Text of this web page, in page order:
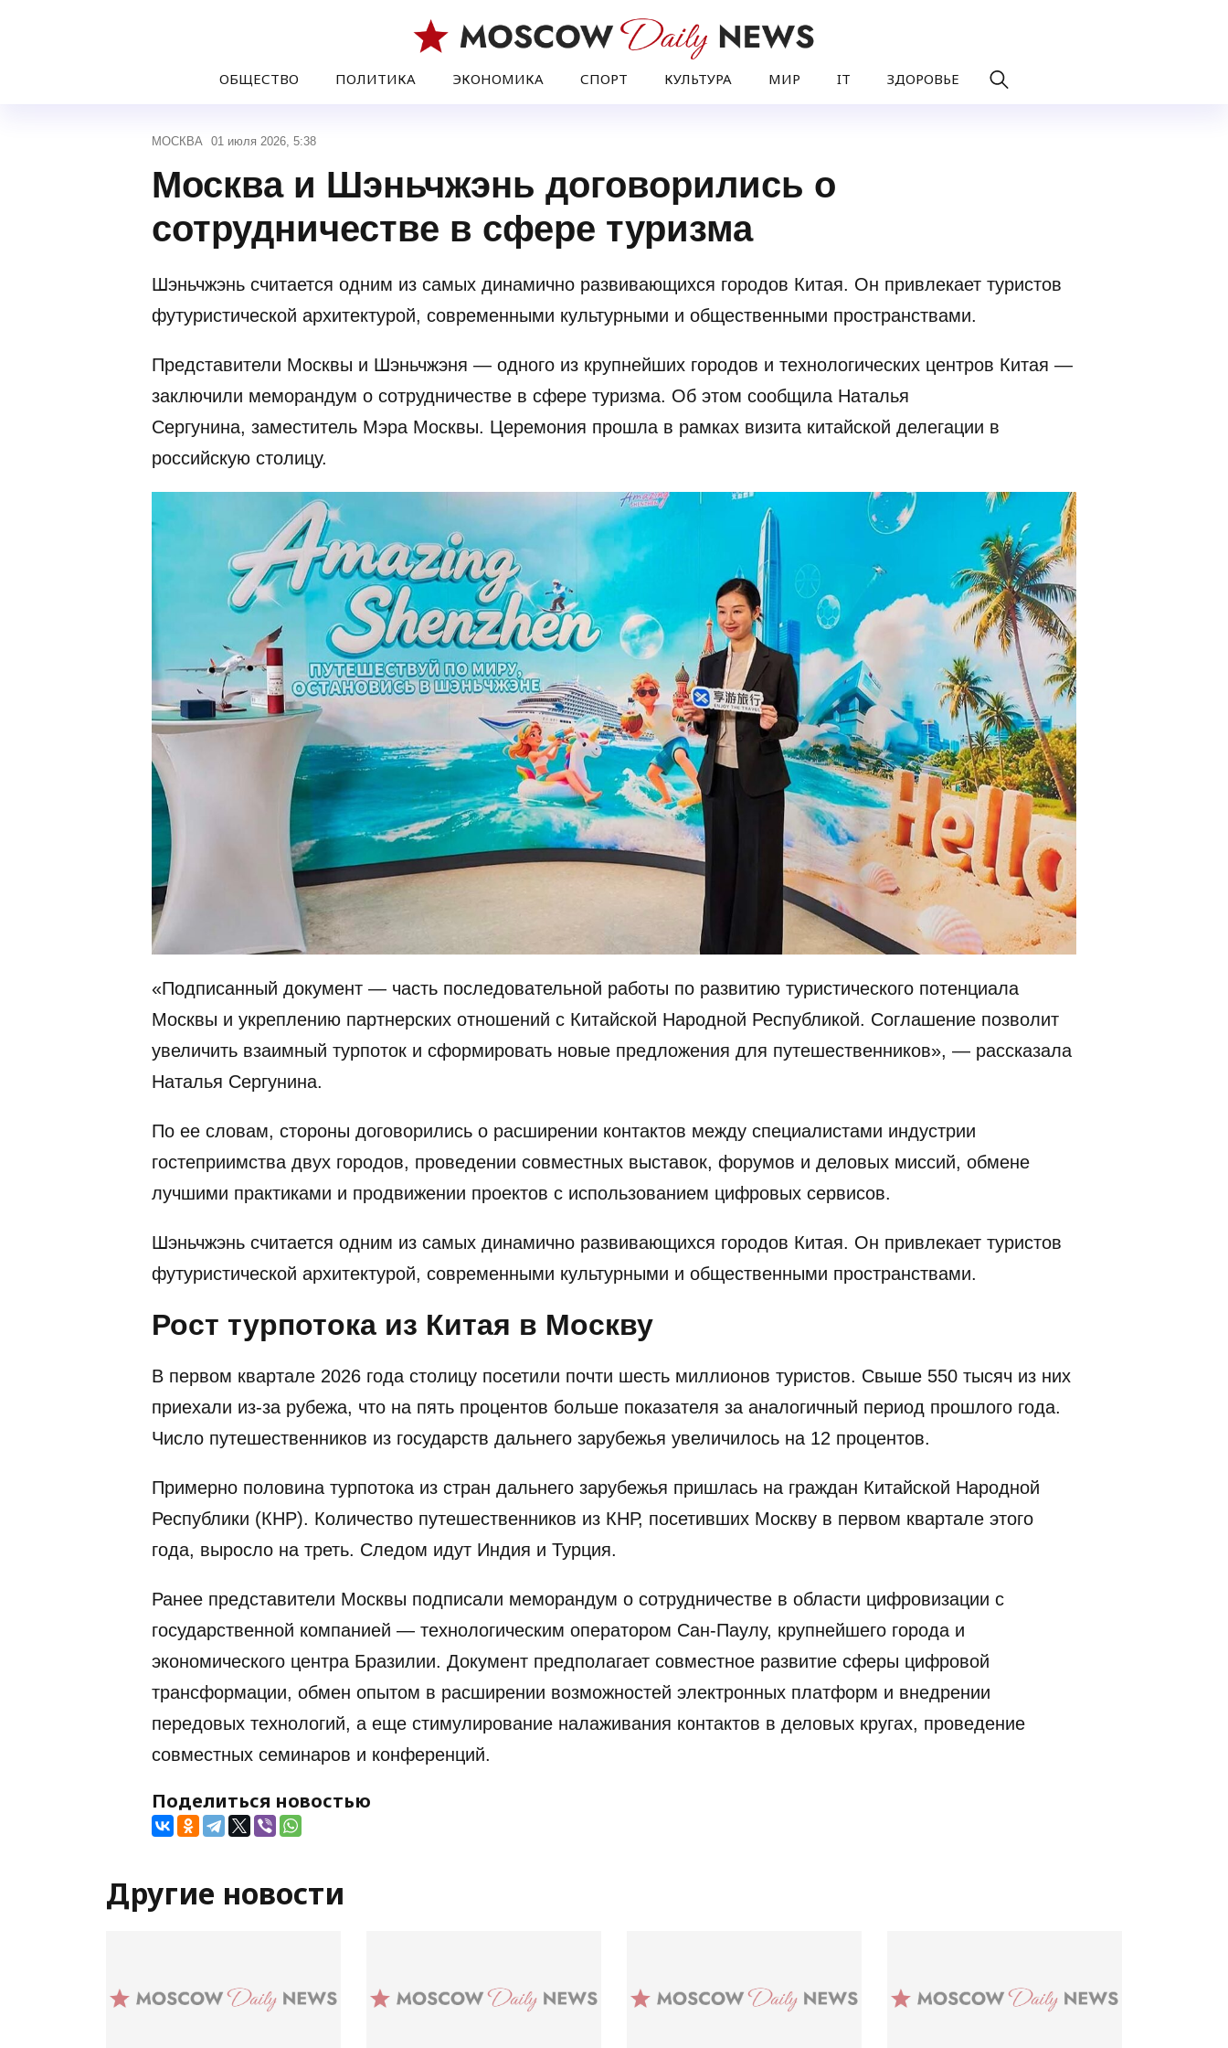
ОБЩЕСТВО ПОЛИТИКА ЭКОНОМИКА СПОРТ КУЛЬТУРА МИР IT ЗДОРОВЬЕ
МОСКВА 01 июля 2026, 5:38
Москва и Шэньчжэнь договорились о
сотрудничестве в сфере туризма
Шэньчжэнь считается одним из самых динамично развивающихся городов Китая. Он привлекает туристов
футуристической архитектурой, современными культурными и общественными пространствами.
Представители Москвы и Шэньчжэня — одного из крупнейших городов и технологических центров Китая —
заключили меморандум о сотрудничестве в сфере туризма. Об этом сообщила Наталья
Сергунина, заместитель Мэра Москвы. Церемония прошла в рамках визита китайской делегации в
российскую столицу.
«Подписанный документ — часть последовательной работы по развитию туристического потенциала
Москвы и укреплению партнерских отношений с Китайской Народной Республикой. Соглашение позволит
увеличить взаимный турпоток и сформировать новые предложения для путешественников», — рассказала
Наталья Сергунина.
По ее словам, стороны договорились о расширении контактов между специалистами индустрии
гостеприимства двух городов, проведении совместных выставок, форумов и деловых миссий, обмене
лучшими практиками и продвижении проектов с использованием цифровых сервисов.
Шэньчжэнь считается одним из самых динамично развивающихся городов Китая. Он привлекает туристов
футуристической архитектурой, современными культурными и общественными пространствами.
Рост турпотока из Китая в Москву
В первом квартале 2026 года столицу посетили почти шесть миллионов туристов. Свыше 550 тысяч из них
приехали из-за рубежа, что на пять процентов больше показателя за аналогичный период прошлого года.
Число путешественников из государств дальнего зарубежья увеличилось на 12 процентов.
Примерно половина турпотока из стран дальнего зарубежья пришлась на граждан Китайской Народной
Республики (КНР). Количество путешественников из КНР, посетивших Москву в первом квартале этого
года, выросло на треть. Следом идут Индия и Турция.
Ранее представители Москвы подписали меморандум о сотрудничестве в области цифровизации с
государственной компанией — технологическим оператором Сан-Паулу, крупнейшего города и
экономического центра Бразилии. Документ предполагает совместное развитие сферы цифровой
трансформации, обмен опытом в расширении возможностей электронных платформ и внедрении
передовых технологий, а еще стимулирование налаживания контактов в деловых кругах, проведение
совместных семинаров и конференций.
Поделиться новостью
Другие новости